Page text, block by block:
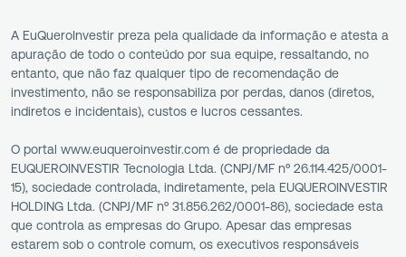
A EuQueroInvestir preza pela qualidade da informação e atesta a
apuração de todo o conteúdo por sua equipe, ressaltando, no
entanto, que não faz qualquer tipo de recomendação de
investimento, não se responsabiliza por perdas, danos (diretos,
indiretos e incidentais), custos e lucros cessantes.
O portal www.euqueroinvestir.com é de propriedade da
EUQUEROINVESTIR Tecnologia Ltda. (CNPJ/MF nº 26.114.425/0001-
15), sociedade controlada, indiretamente, pela EUQUEROINVESTIR
HOLDING Ltda. (CNPJ/MF nº 31.856.262/0001-86), sociedade esta
que controla as empresas do Grupo. Apesar das empresas
estarem sob o controle comum, os executivos responsáveis